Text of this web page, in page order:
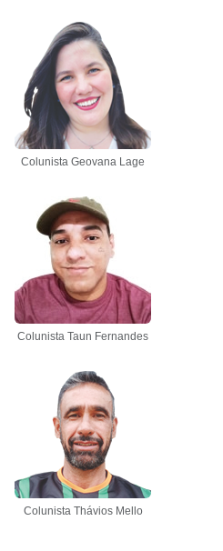
Colunista Geovana Lage
Colunista Taun Fernandes
Colunista Thávios Mello